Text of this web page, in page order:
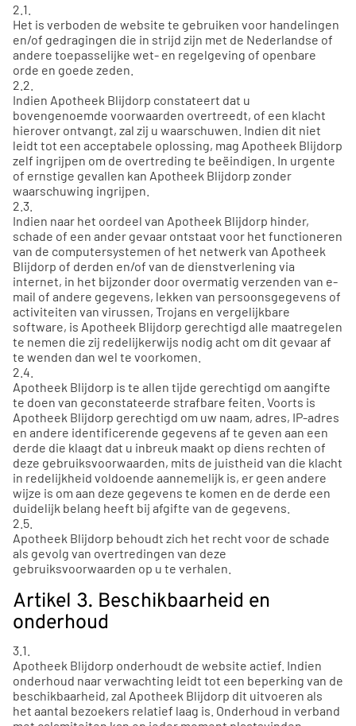
2.1.
Het is verboden de website te gebruiken voor handelingen
en/of gedragingen die in strijd zijn met de Nederlandse of
andere toepasselijke wet- en regelgeving of openbare
orde en goede zeden.
2.2.
Indien Apotheek Blijdorp constateert dat u
bovengenoemde voorwaarden overtreedt, of een klacht
hierover ontvangt, zal zij u waarschuwen. Indien dit niet
leidt tot een acceptabele oplossing, mag Apotheek Blijdorp
zelf ingrijpen om de overtreding te beëindigen. In urgente
of ernstige gevallen kan Apotheek Blijdorp zonder
waarschuwing ingrijpen.
2.3.
Indien naar het oordeel van Apotheek Blijdorp hinder,
schade of een ander gevaar ontstaat voor het functioneren
van de computersystemen of het netwerk van Apotheek
Blijdorp of derden en/of van de dienstverlening via
internet, in het bijzonder door overmatig verzenden van e-
mail of andere gegevens, lekken van persoonsgegevens of
activiteiten van virussen, Trojans en vergelijkbare
software, is Apotheek Blijdorp gerechtigd alle maatregelen
te nemen die zij redelijkerwijs nodig acht om dit gevaar af
te wenden dan wel te voorkomen.
2.4.
Apotheek Blijdorp is te allen tijde gerechtigd om aangifte
te doen van geconstateerde strafbare feiten. Voorts is
Apotheek Blijdorp gerechtigd om uw naam, adres, IP-adres
en andere identificerende gegevens af te geven aan een
derde die klaagt dat u inbreuk maakt op diens rechten of
deze gebruiksvoorwaarden, mits de juistheid van die klacht
in redelijkheid voldoende aannemelijk is, er geen andere
wijze is om aan deze gegevens te komen en de derde een
duidelijk belang heeft bij afgifte van de gegevens.
2.5.
Apotheek Blijdorp behoudt zich het recht voor de schade
als gevolg van overtredingen van deze
gebruiksvoorwaarden op u te verhalen.
Artikel 3. Beschikbaarheid en
onderhoud
3.1.
Apotheek Blijdorp onderhoudt de website actief. Indien
onderhoud naar verwachting leidt tot een beperking van de
beschikbaarheid, zal Apotheek Blijdorp dit uitvoeren als
het aantal bezoekers relatief laag is. Onderhoud in verband